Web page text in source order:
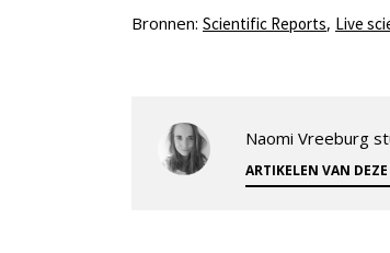
Bronnen: Scientific Reports, Live
Naomi Vreeburg
ARTIKELEN VAN